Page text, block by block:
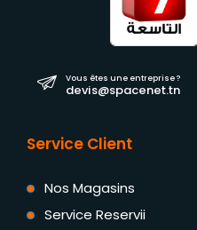
Vous êtes une entreprise ?
devis@spacenet.tn
Service Client
Nos Magasins
Service Reservii